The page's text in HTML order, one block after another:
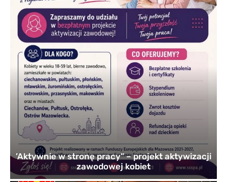
’Aktywnie w stronę pracy” – projekt aktywizacji
zawodowej kobiet